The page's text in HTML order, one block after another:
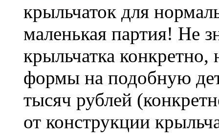
крыльчаток для
маленькая партия! Не
крыльчатка
формы на подобную
тысяч рублей
от конструкции